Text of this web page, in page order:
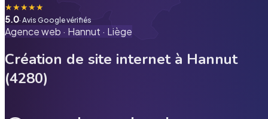
★★★★★
5.0· Avis Google vérifiés
Agence web · Hannut · Liège
Création de site internet à Hannut
(4280)